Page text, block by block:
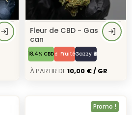
Fleur de CBD - Gas
can
18,4% CBD🧃 FruitéGazzy 🛢️
À Partir de10,00 € / GR
Promo !